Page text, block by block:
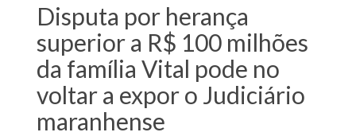
Disputa por herança
superior a R$ 100 milhões
da família Vital pode no
voltar a expor o Judiciário
maranhense